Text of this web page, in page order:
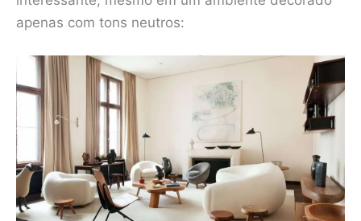
apenas com tons neutros: